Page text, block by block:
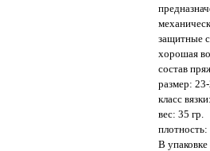
защитные
хорошая
соcтав
размер:
класс
вес: 35 гр.
плотность:
В